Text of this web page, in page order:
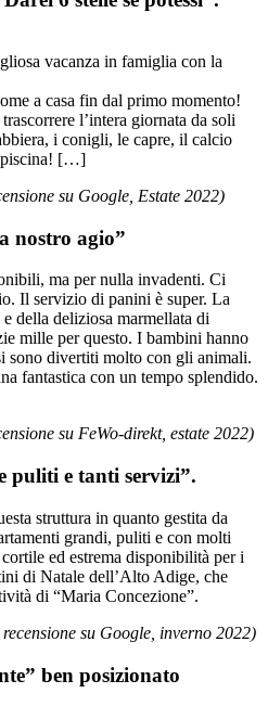
vacanza in famiglia con la
a casa fin dal primo momento!
l’intera giornata da soli
i conigli, le capre, il calcio
piscina! […]
su Google, Estate 2022)
nostro agio”
ma per nulla invadenti. Ci
Il servizio di panini è super. La
della deliziosa marmellata di
mille per questo. I bambini hanno
sono divertiti molto con gli animali.
fantastica con un tempo splendido.
su FeWo-direkt, estate 2022)
puliti e tanti servizi”.
struttura in quanto gestita da
grandi, puliti e con molti
ed estrema disponibilità per i
di Natale dell’Alto Adige, che
di “Maria Concezione”.
su Google, inverno 2022)
ben posizionato